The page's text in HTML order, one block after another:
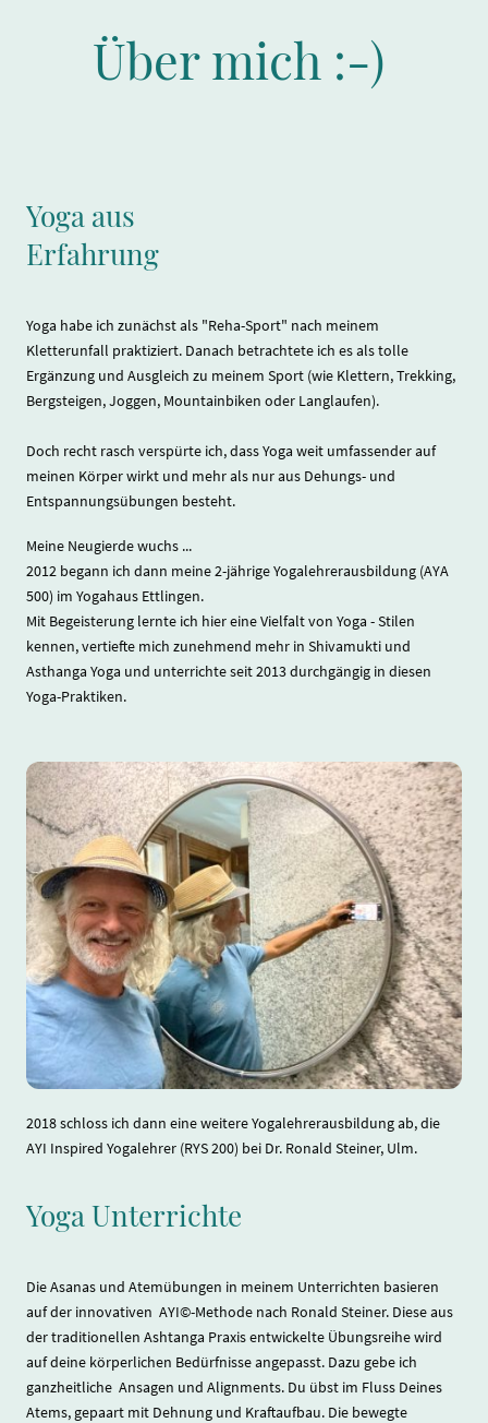
Über mich :-)
Yoga aus
Erfahrung
Yoga habe ich zunächst als "Reha-Sport" nach meinem
Kletterunfall praktiziert. Danach betrachtete ich es als tolle
Ergänzung und Ausgleich zu meinem Sport (wie Klettern, Trekking,
Bergsteigen, Joggen, Mountainbiken oder Langlaufen).
Doch recht rasch verspürte ich, dass Yoga weit umfassender auf
meinen Körper wirkt und mehr als nur aus Dehungs- und
Entspannungsübungen besteht.
Meine Neugierde wuchs ...
2012 begann ich dann meine 2-jährige Yogalehrerausbildung (AYA
500) im Yogahaus Ettlingen.
Mit Begeisterung lernte ich hier eine Vielfalt von Yoga - Stilen
kennen, vertiefte mich zunehmend mehr in Shivamukti und
Asthanga Yoga und unterrichte seit 2013 durchgängig in diesen
Yoga-Praktiken.
2018 schloss ich dann eine weitere Yogalehrerausbildung ab, die
AYI Inspired Yogalehrer (RYS 200) bei Dr. Ronald Steiner, Ulm.
Yoga Unterrichte
Die Asanas und Atemübungen in meinem Unterrichten basieren
auf der innovativen AYI©-Methode nach Ronald Steiner. Diese aus
der traditionellen Ashtanga Praxis entwickelte Übungsreihe wird
auf deine körperlichen Bedürfnisse angepasst. Dazu gebe ich
ganzheitliche Ansagen und Alignments. Du übst im Fluss Deines
Atems, gepaart mit Dehnung und Kraftaufbau. Die bewegte